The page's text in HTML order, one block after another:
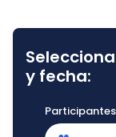
y fecha:
Participantes